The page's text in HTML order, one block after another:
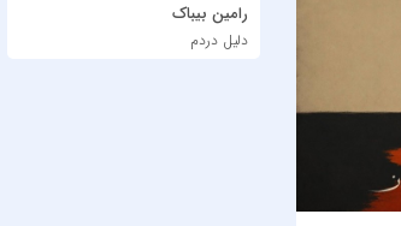
رامین بیباک
دلیل دردم